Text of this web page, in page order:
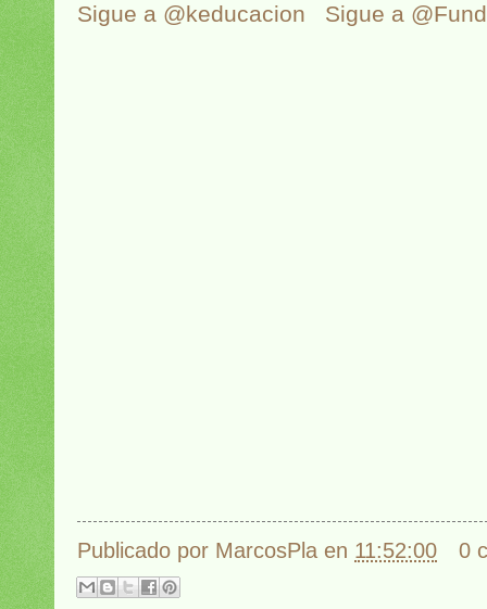
Sigue a @keducacion Sigue a
Publicado por MarcosPla en 11:52:00 0